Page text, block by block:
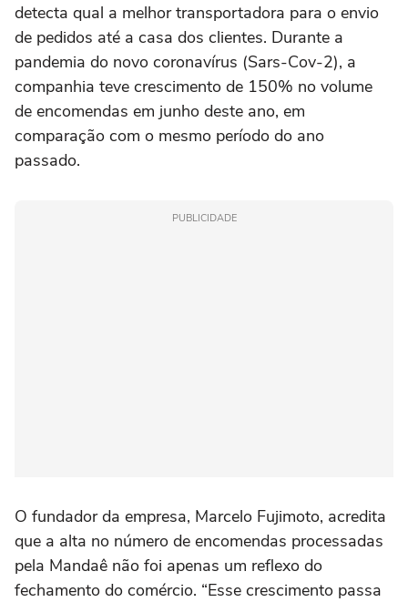
detecta qual a melhor transportadora para o envio
de pedidos até a casa dos clientes. Durante a
pandemia do novo coronavírus (Sars-Cov-2), a
companhia teve crescimento de 150% no volume
de encomendas em junho deste ano, em
comparação com o mesmo período do ano
passado.
PUBLICIDADE
O fundador da empresa, Marcelo Fujimoto, acredita
que a alta no número de encomendas processadas
pela Mandaê não foi apenas um reflexo do
fechamento do comércio. “Esse crescimento passa